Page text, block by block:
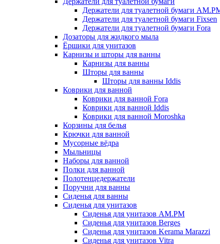
Держатели для туалетной бумаги
Держатели для туалетной бумаги Fixsen
Держатели для туалетной бумаги Fora
Дозаторы для жидкого мыла
Ёршики для унитазов
Карнизы и шторы для ванны
Карнизы для ванны
Шторы для ванны
Шторы для ванны Iddis
Коврики для ванной
Коврики для ванной Fora
Коврики для ванной Iddis
Коврики для ванной Moroshka
Корзины для белья
Крючки для ванной
Мусорные вёдра
Мыльницы
Наборы для ванной
Полки для ванной
Полотенцедержатели
Поручни для ванны
Сиденья для ванны
Сиденья для унитазов
Сиденья для унитазов AM.PM
Сиденья для унитазов Berges
Сиденья для унитазов Kerama Marazzi
Сиденья для унитазов Vitra